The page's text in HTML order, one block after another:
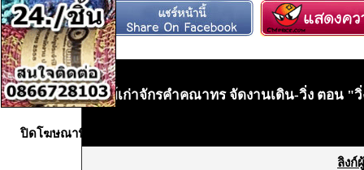
•ศิษย์เก่าจักรคำคณาทร จัดงานเดิน-วิ่ง ตอน "
ลิงก์
ปิดโฆษณานี้X